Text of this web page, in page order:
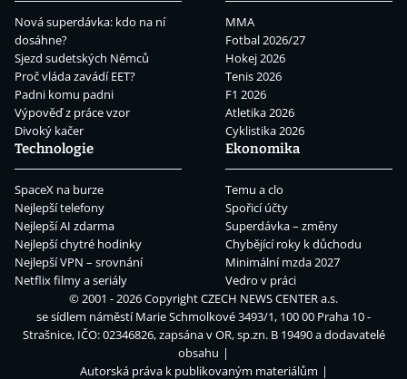
Nová superdávka: kdo na ní
dosáhne?
Sjezd sudetských Němců
Proč vláda zavádí EET?
Padni komu padni
Výpověď z práce vzor
Divoký kačer
MMA
Fotbal 2026/27
Hokej 2026
Tenis 2026
F1 2026
Atletika 2026
Cyklistika 2026
Technologie
SpaceX na burze
Nejlepší telefony
Nejlepší AI zdarma
Nejlepší chytré hodinky
Nejlepší VPN – srovnání
Netflix filmy a seriály
Ekonomika
Temu a clo
Spořicí účty
Superdávka – změny
Chybějící roky k důchodu
Minimální mzda 2027
Vedro v práci
© 2001 - 2026 CopyrightCZECH NEWS CENTER a.s.
se sídlem náměstí Marie Schmolkové 3493/1, 100 00 Praha 10 -
Strašnice, IČO: 02346826, zapsána v OR, sp.zn. B 19490 a dodavatelé
obsahu
Autorská práva k publikovaným materiálům